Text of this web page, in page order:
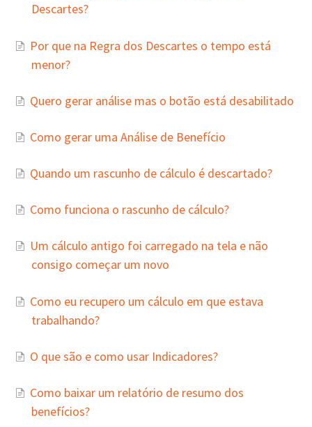
Descartes?
Por que na Regra dos Descartes o tempo está
menor?
Quero gerar análise mas o botão está desabilitado
Como gerar uma Análise de Benefício
Quando um rascunho de cálculo é descartado?
Como funciona o rascunho de cálculo?
Um cálculo antigo foi carregado na tela e não
consigo começar um novo
Como eu recupero um cálculo em que estava
trabalhando?
O que são e como usar Indicadores?
Como baixar um relatório de resumo dos
benefícios?